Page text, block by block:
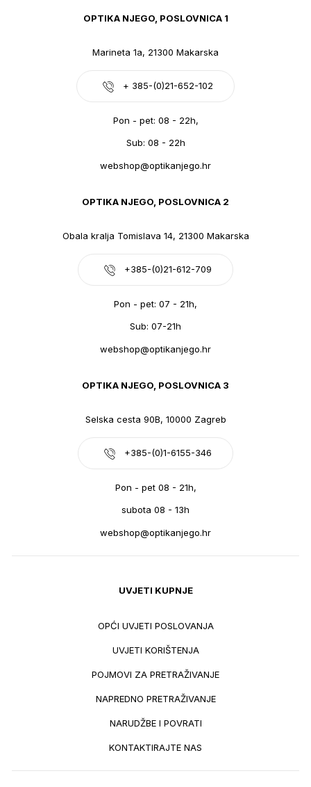
OPTIKA NJEGO, POSLOVNICA 1
Marineta 1a, 21300 Makarska
+ 385-(0)21-652-102
Pon - pet: 08 - 22h,
Sub: 08 - 22h
webshop@optikanjego.hr
OPTIKA NJEGO, POSLOVNICA 2
Obala kralja Tomislava 14, 21300 Makarska
+385-(0)21-612-709
Pon - pet: 07 - 21h,
Sub: 07-21h
webshop@optikanjego.hr
OPTIKA NJEGO, POSLOVNICA 3
Selska cesta 90B, 10000 Zagreb
+385-(0)1-6155-346
Pon - pet 08 - 21h,
subota 08 - 13h
webshop@optikanjego.hr
UVJETI KUPNJE
OPĆI UVJETI POSLOVANJA
UVJETI KORIŠTENJA
POJMOVI ZA PRETRAŽIVANJE
NAPREDNO PRETRAŽIVANJE
NARUDŽBE I POVRATI
KONTAKTIRAJTE NAS